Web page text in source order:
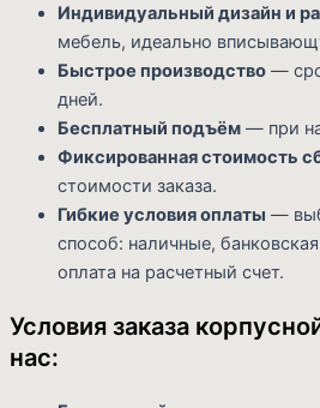
Индивидуальный дизайн и
мебель, идеально
Быстрое производство —
дней.
Бесплатный подъём — при
Фиксированная стоимость
стоимости заказа.
Гибкие условия оплаты —
способ: наличные,
оплата на расчетный счет.
Условия заказа
нас: